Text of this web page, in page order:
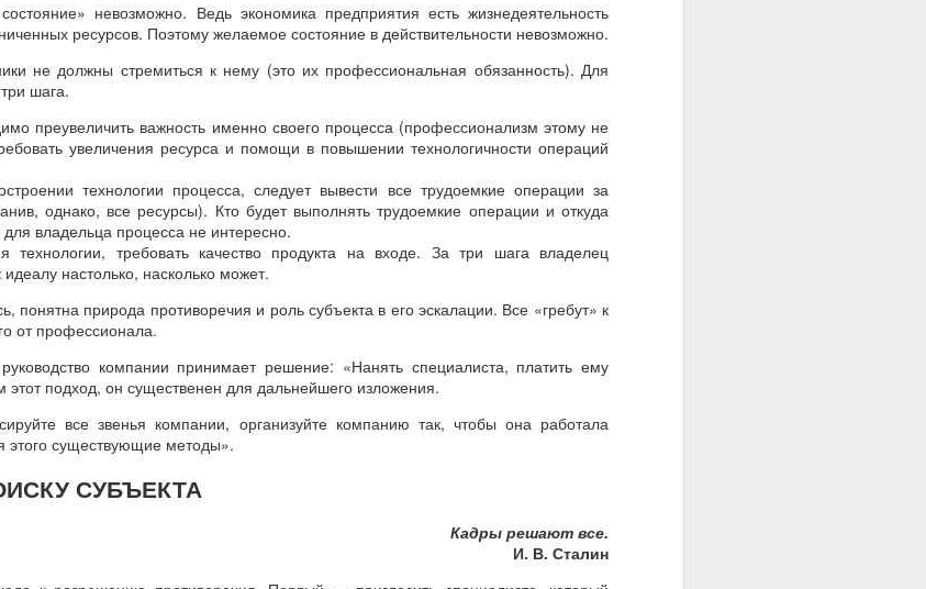
невозможно. Ведь экономика предприятия есть жизнедеятельность
ресурсов. Поэтому желаемое состояние в действительности невозможно.
не должны стремиться к нему (это их профессиональная обязанность). Для
шага.
преувеличить важность именно своего процесса (профессионализм этому не
увеличения ресурса и помощи в повышении технологичности операций
технологии процесса, следует вывести все трудоемкие операции за
однако, все ресурсы). Кто будет выполнять трудоемкие операции и откуда
владельца процесса не интересно.
технологии, требовать качество продукта на входе. За три шага владелец
настолько, насколько может.
понятна природа противоречия и роль субъекта в его эскалации. Все «гребут» к
от профессионала.
компании принимает решение: «Нанять специалиста, платить ему
подход, он существенен для дальнейшего изложения.
все звенья компании, организуйте компанию так, чтобы она работала
этого существующие методы».
СУБЪЕКТА
Кадры решают все.
И. В. Сталин